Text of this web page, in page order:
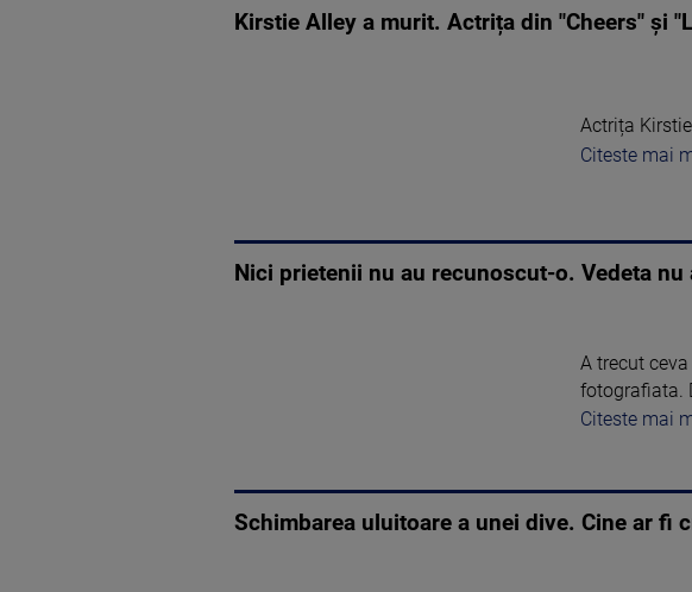
Kirstie Alley a murit. Actrița din "Cheers" și
Actrița
Citeste mai
Nici prietenii nu au recunoscut-o. Vedeta nu
A trecut
fotografiata.
Citeste mai
Schimbarea uluitoare a unei dive. Cine ar fi